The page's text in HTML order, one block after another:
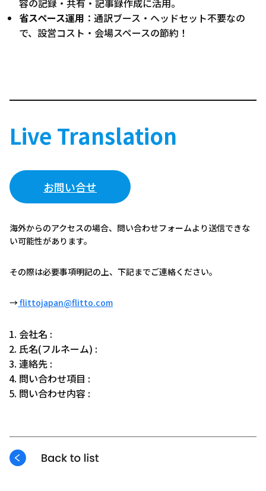
容の記録・共有・記事録作成に活用。
省スペース運用 ：通訳ブース・ヘッドセット不要なの
で、設営コスト・会場スペースの節約！
Live Translation
お問い合せ
海外からのアクセスの場合、問い合わせフォームより送信できな
い可能性があります。
その際は必要事項明記の上、下記までご連絡ください。
→flittojapan@flitto.com
会社名 :
氏名(フルネーム) :
連絡先 :
問い合わせ項目 :
問い合わせ内容 :